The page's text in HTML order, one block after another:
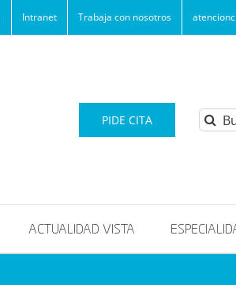
Intranet Trabaja con nosotros
PIDE CITA
ACTUALIDAD VISTA